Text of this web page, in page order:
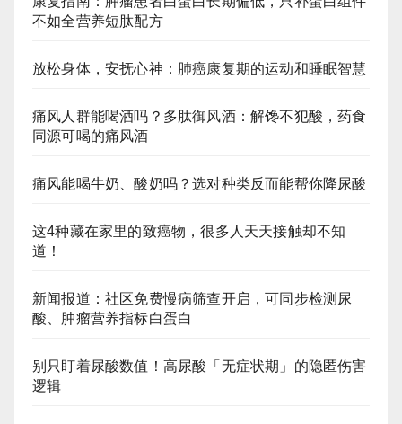
不如全营养短肽配方
放松身体，安抚心神：肺癌康复期的运动和睡眠智慧
痛风人群能喝酒吗？多肽御风酒：解馋不犯酸，药食
同源可喝的痛风酒
痛风能喝牛奶、酸奶吗？选对种类反而能帮你降尿酸
这4种藏在家里的致癌物，很多人天天接触却不知
道！
新闻报道：社区免费慢病筛查开启，可同步检测尿
酸、肿瘤营养指标白蛋白
别只盯着尿酸数值！高尿酸「无症状期」的隐匿伤害
逻辑